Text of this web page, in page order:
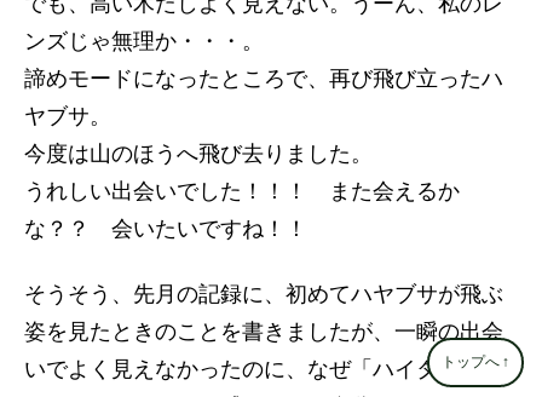
ンズじゃ無理か・・・。
諦めモードになったところで、再び飛び立ったハ
ヤブサ。
今度は山のほうへ飛び去りました。
うれしい出会いでした！！！ また会えるか
な？？ 会いたいですね！！
そうそう、先月の記録に、初めてハヤブサが飛ぶ
姿を見たときのことを書きましたが、一瞬の出会
いでよく見えなかったのに、なぜ「ハイタカやオ
トップへ ↑